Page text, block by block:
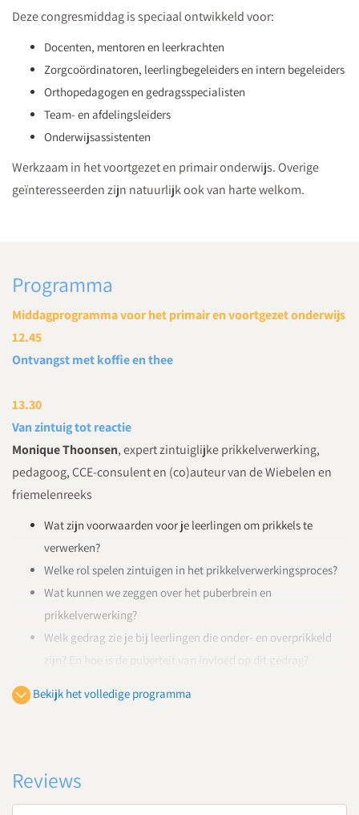
Deze congresmiddag is speciaal ontwikkeld voor:
Docenten, mentoren en leerkrachten
Zorgcoördinatoren, leerlingbegeleiders en intern begeleiders
Orthopedagogen en gedragsspecialisten
Team- en afdelingsleiders
Onderwijsassistenten
Werkzaam in het voortgezet en primair onderwijs. ​Overige
geïnteresseerden zijn natuurlijk ook van harte welkom.
Programma
Middagprogramma voor het primair en voortgezet onderwijs
12.45
Ontvangst met koffie en thee
13.30
Van zintuig tot reactie
Monique Thoonsen, expert zintuiglijke prikkelverwerking,
pedagoog, CCE-consulent en (co)auteur van de Wiebelen en
friemelenreeks
Wat zijn voorwaarden voor je leerlingen om prikkels te
verwerken?
Welke rol spelen zintuigen in het prikkelverwerkingsproces?
Wat kunnen we zeggen over het puberbrein en
prikkelverwerking?
Welk gedrag zie je bij leerlingen die onder- en overprikkeld
zijn? En hoe is de puberteit van invloed op dit gedrag?
verschillende prikkelverwerkingsprofielen?
15:00
Bekijk het volledige programma
Reviews